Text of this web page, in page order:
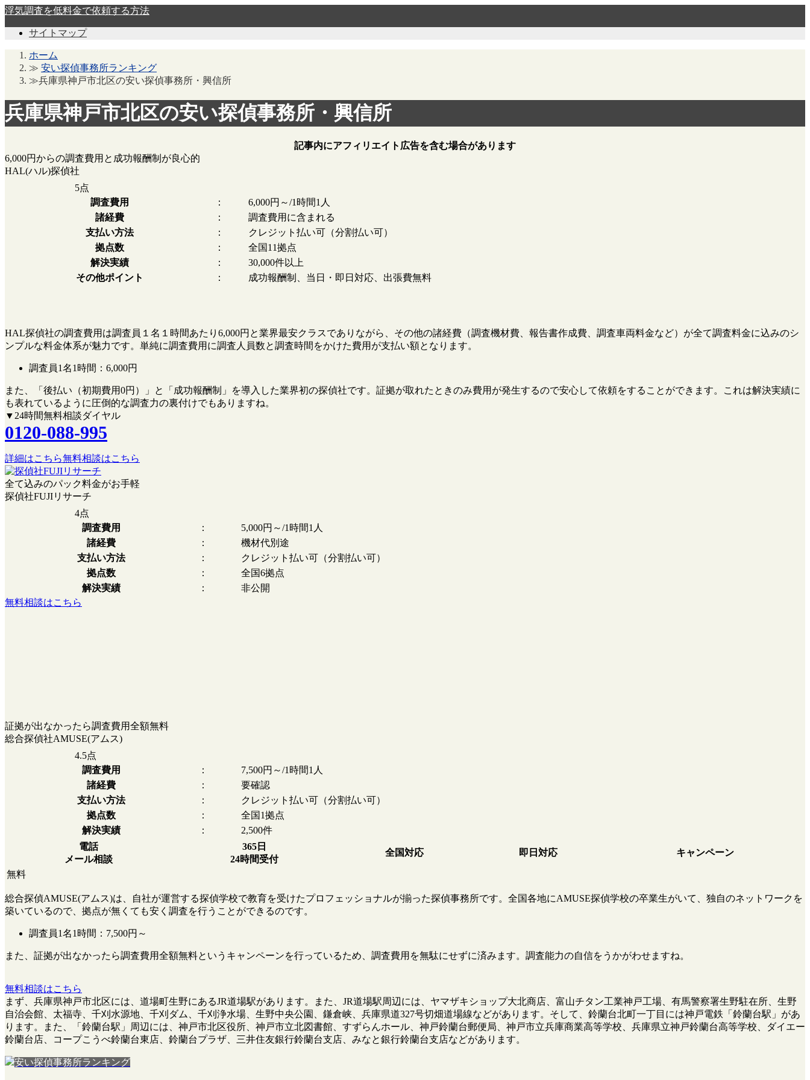
浮気調査を低料金で依頼する方法
サイトマップ
ホーム
≫ 安い探偵事務所ランキング
≫兵庫県神戸市北区の安い探偵事務所・興信所
兵庫県神戸市北区の安い探偵事務所・興信所
記事内にアフィリエイト広告を含む場合があります
6,000円からの調査費用と成功報酬制が良心的
HAL(ハル)探偵社
5点
調査費用
：
6,000円～/1時間1人
諸経費
：
調査費用に含まれる
支払い方法
：
クレジット払い可（分割払い可）
拠点数
：
全国11拠点
解決実績
：
30,000件以上
その他ポイント
： 成功報酬制、当日・即日対応、出張費無料
HAL探偵社の調査費用は調査員１名１時間あたり6,000円と業界最安クラスでありながら、その他の諸経費（調査機材費、報告書作成費、調査車両料金など）が全て調査料金に込みのシ
ンプルな料金体系が魅力です。単純に調査費用に調査人員数と調査時間をかけた費用が支払い額となります。
調査員1名1時間： 6,000円
また、 「後払い（初期費用0円）」 と 「成功報酬制」
を導入した業界初の探偵社です。証拠が取れたときのみ費用が発生するので安心して依頼をすることができます。これは解決実績に
も表れているように圧倒的な調査力の裏付けでもありますね。
▼24時間無料相談ダイヤル
0120-088-995
詳細はこちら無料相談はこちら
全て込みのパック料金がお手軽
探偵社FUJIリサーチ
4点
調査費用
：
5,000円～/1時間1人
諸経費
：
機材代別途
支払い方法
：
クレジット払い可（分割払い可）
拠点数
：
全国6拠点
解決実績
：
非公開
無料相談はこちら
証拠が出なかったら調査費用全額無料
総合探偵社AMUSE(アムス)
4.5点
調査費用
：
7,500円～/1時間1人
諸経費
：
要確認
支払い方法
：
クレジット払い可（分割払い可）
拠点数
：
全国1拠点
解決実績
：
2,500件
電話
メール相談
365日
24時間受付
全国対応 即日対応 キャンペーン
無料
総合探偵AMUSE(アムス)は、自社が運営する探偵学校で教育を受けたプロフェッショナルが揃った探偵事務所です。全国各地にAMUSE探偵学校の卒業生がいて、独自のネットワークを
築いているので、拠点が無くても安く調査を行うことができるのです。
調査員1名1時間： 7,500円～
また、 証拠が出なかったら調査費用全額無料というキャンペーンを行っているため、調査費用を無駄にせずに済みます。調査能力の自信をうかがわせますね。
無料相談はこちら
まず、兵庫県神戸市北区には、道場町生野にあるJR道場駅があります。また、JR道場駅周辺には、ヤマザキショップ大北商店、富山チタン工業神戸工場、有馬警察署生野駐在所、生野
自治会館、太福寺、千刈水源地、千刈ダム、千刈浄水場、生野中央公園、鎌倉峡、兵庫県道327号切畑道場線などがあります。そして、鈴蘭台北町一丁目には神戸電鉄「鈴蘭台駅」があ
ります。また、「鈴蘭台駅」周辺には、神戸市北区役所、神戸市立北図書館、すずらんホール、神戸鈴蘭台郵便局、神戸市立兵庫商業高等学校、兵庫県立神戸鈴蘭台高等学校、ダイエー
鈴蘭台店、コープこうべ鈴蘭台東店、鈴蘭台プラザ、三井住友銀行鈴蘭台支店、みなと銀行鈴蘭台支店などがあります。
安い探偵事務所ランキング